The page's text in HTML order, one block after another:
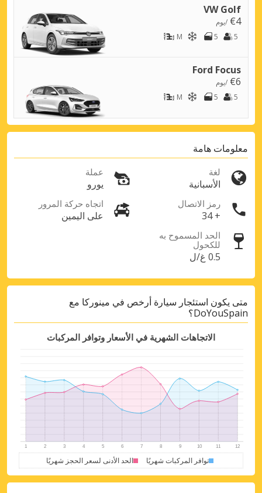
VW Golf
€4 /يوم
5
5
M
Ford Focus
€6 /يوم
5
5
M
معلومات هامة
لغة
الأسبانية
عملة
يورو
رمز الاتصال
+ 34
اتجاه حركة المرور
على اليمين
الحد المسموح به
للكحول
0.5 غ/ل
متى يكون استئجار سيارة أرخص في مينوركا مع
DoYouSpain؟
الاتجاهات الشهرية في الأسعار وتوافر المركبات
توافر المركبات شهريًا الحد الأدنى لسعر الحجز شهريًا